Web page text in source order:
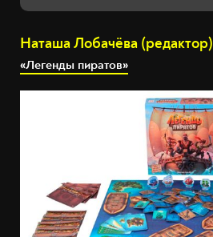
Наташа Лобачёва (редактор)
«Легенды пиратов»